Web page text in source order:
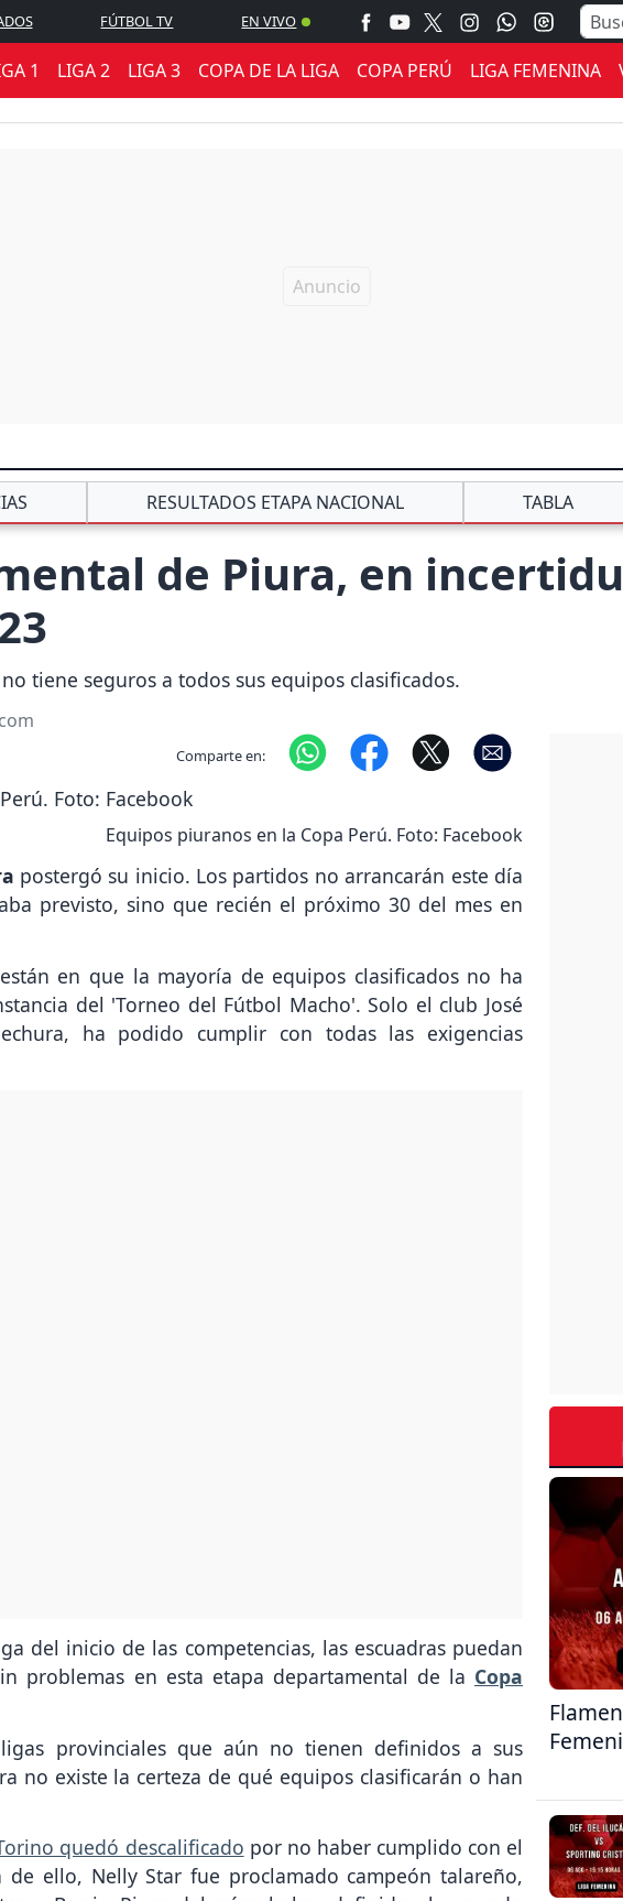
FÚTBOL TV EN VIVO
1 LIGA 2 LIGA 3 COPA DE LA LIGA COPA PERÚ LIGA FEMENINA
RESULTADOS ETAPA NACIONAL TABLA
de Piura, en
tiene seguros a todos sus equipos clasificados.
Comparte en:
Equipos piuranos en la Copa Perú. Foto: Facebook
postergó su inicio. Los partidos no arrancarán este día
previsto, sino que recién el próximo 30 del mes en
en que la mayoría de equipos clasificados no ha
del 'Torneo del Fútbol Macho'. Solo el club José
ha podido cumplir con todas las exigencias
del inicio de las competencias, las escuadras puedan
problemas en esta etapa departamental de la Copa
provinciales que aún no tienen definidos a sus
no existe la certeza de qué equipos clasificarán o han
quedó descalificado por no haber cumplido con el
de ello, Nelly Star fue proclamado campeón talareño,